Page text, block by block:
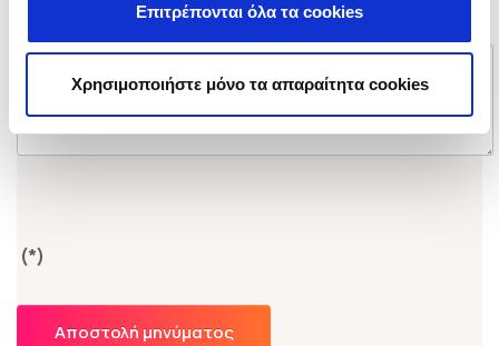
Επιτρέπονται όλα τα cookies
Χρησιμοποιήστε μόνο τα απαραίτητα cookies
(*)
Αποστολή μηνύματος